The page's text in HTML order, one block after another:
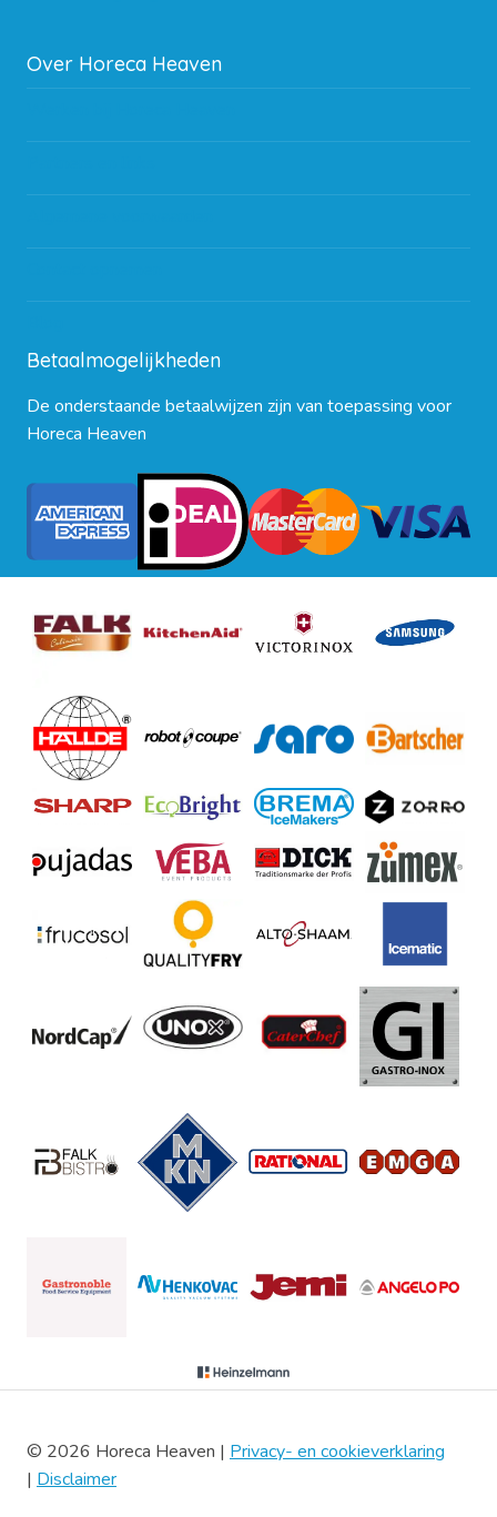
Over Horeca Heaven
Betaalmogelijkheden
De onderstaande betaalwijzen zijn van toepassing voor
Horeca Heaven
© 2026 Horeca Heaven | Privacy- en cookieverklaring
| Disclaimer